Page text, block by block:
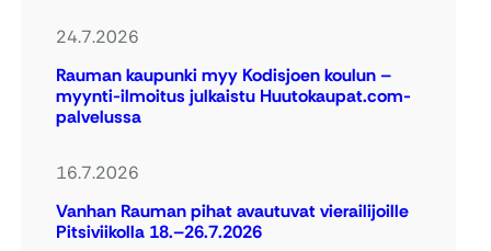
24.7.2026
Rauman kaupunki myy Kodisjoen koulun –
myynti-ilmoitus julkaistu Huutokaupat.com-
palvelussa
16.7.2026
Vanhan Rauman pihat avautuvat vierailijoille
Pitsiviikolla 18.–26.7.2026